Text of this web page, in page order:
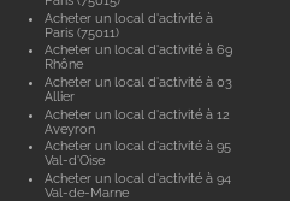
Acheter un local d'activité à
Paris (75011)
Acheter un local d'activité à 69
Rhône
Acheter un local d'activité à 03
Allier
Acheter un local d'activité à 12
Aveyron
Acheter un local d'activité à 95
Val-d'Oise
Acheter un local d'activité à 94
Val-de-Marne